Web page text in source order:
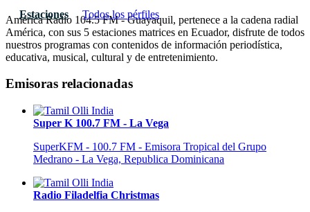
Estaciones Todos los pérfiles
América Radio 104.5 FM - Guayaquil, pertenece a la cadena radial
América, con sus 5 estaciones matrices en Ecuador, disfrute de todos
nuestros programas con contenidos de información periodística,
educativa, musical, cultural y de entretenimiento.
Emisoras relacionadas
Super K 100.7 FM - La Vega
SuperKFM - 100.7 FM - Emisora Tropical del Grupo
Medrano - La Vega, Republica Dominicana
Radio Filadelfia Christmas